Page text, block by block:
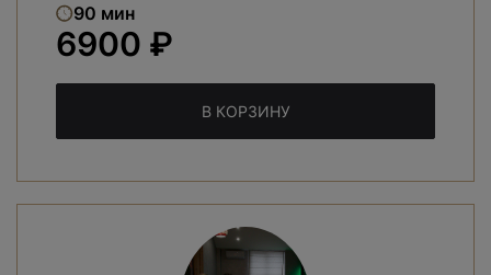
90 мин
6900 ₽
В КОРЗИНУ